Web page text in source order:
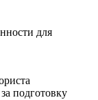
для
подготовку